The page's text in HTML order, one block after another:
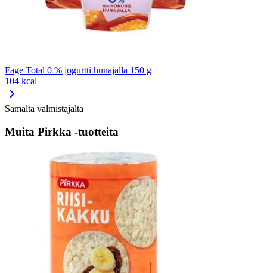
Fage Total 0 % jogurtti hunajalla 150 g
104 kcal
Samalta valmistajalta
Muita Pirkka -tuotteita